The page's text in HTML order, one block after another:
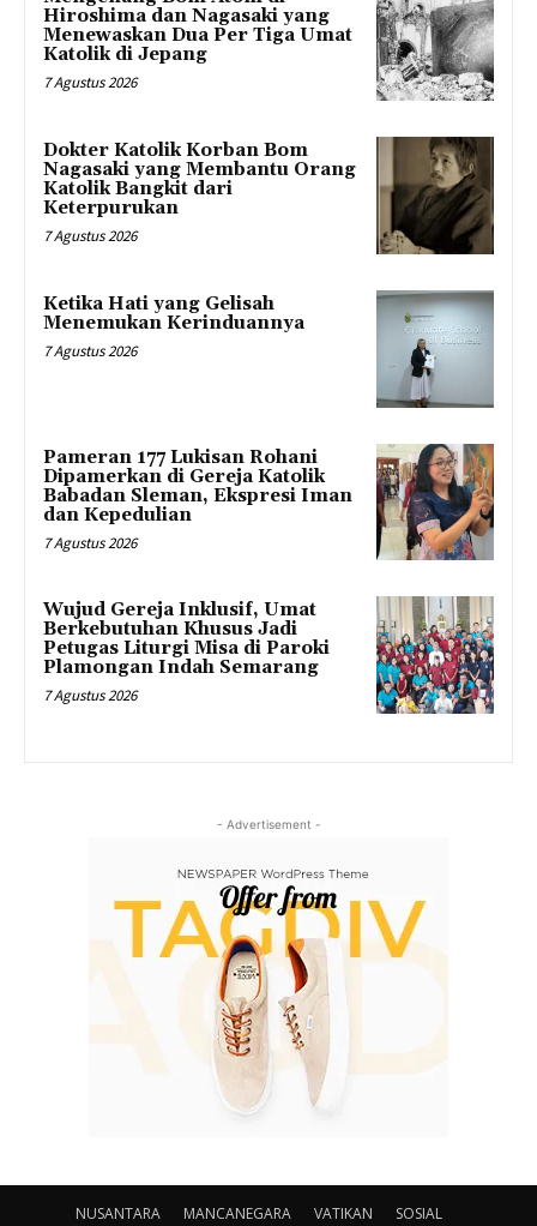
Hiroshima dan Nagasaki yang
Menewaskan Dua Per Tiga Umat
Katolik di Jepang
7 Agustus 2026
Dokter Katolik Korban Bom
Nagasaki yang Membantu Orang
Katolik Bangkit dari
Keterpurukan
7 Agustus 2026
Ketika Hati yang Gelisah
Menemukan Kerinduannya
7 Agustus 2026
Pameran 177 Lukisan Rohani
Dipamerkan di Gereja Katolik
Babadan Sleman, Ekspresi Iman
dan Kepedulian
7 Agustus 2026
Wujud Gereja Inklusif, Umat
Berkebutuhan Khusus Jadi
Petugas Liturgi Misa di Paroki
Plamongan Indah Semarang
7 Agustus 2026
- Advertisement -
NUSANTARA MANCANEGARA VATIKAN SOSIAL